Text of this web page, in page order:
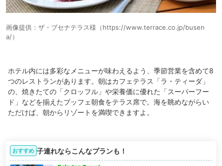
画像提供：ザ・ブセナテラス様（https://www.terrace.co.jp/busen
a/）
ホテル内には多彩なメニューが味わえるよう、季節営業を含めて8
つのレストランがあります。朝はカフェテラス「ラ・ティーダ」
の、焼きたての「クロッフル」や栄養価に優れた「スーパーフー
ド」などを揃えたブッフェ朝食をテラス席で。海を眺めながらい
ただけば、朝からリゾートを満喫できますよ。
おすすめ 子連れならこんなプランも！